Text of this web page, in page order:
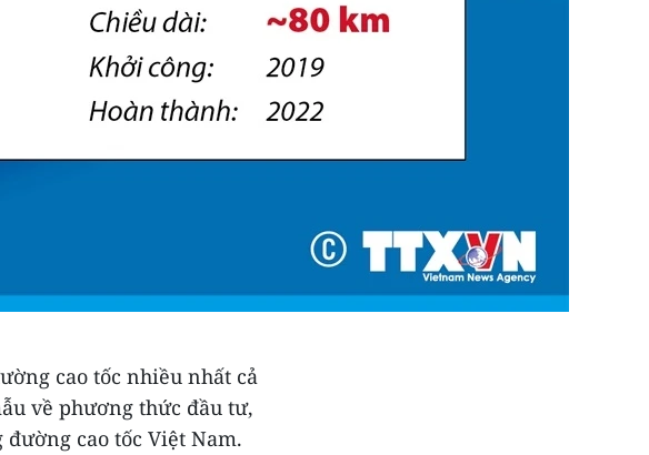
cao tốc nhiều nhất cả
về phương thức đầu tư,
cao tốc Việt Nam.